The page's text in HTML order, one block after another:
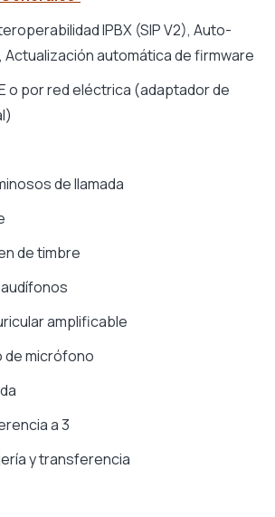
IPBX (SIP V2), Auto-
automática de firmware
o por red eléctrica (adaptador de
de llamada
de timbre
amplificable
de micrófono
a 3
y transferencia